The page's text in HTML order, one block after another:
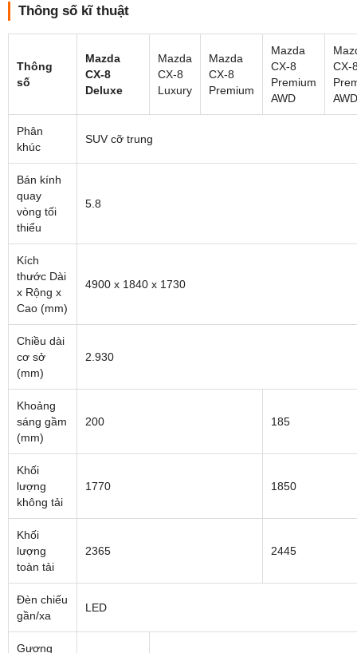
Thông số kĩ thuật
Thông
số
Mazda
CX-8
Deluxe
Mazda
CX-8
Luxury
Mazda
CX-8
Premium
Mazda
CX-8
Premium
AWD
CX-
Phân
khúc
SUV cỡ trung
Bán kính
quay
vòng tối
thiểu
5.8
Kích
thước Dài
x Rộng x
Cao (mm)
4900 x 1840 x 1730
Chiều dài
cơ sở
(mm)
2.930
Khoảng
sáng gầm
(mm)
200 185
Khối
lượng
không tải
1770 1850
Khối
lượng
toàn tải
2365 2445
Đèn chiếu
gần/xa
LED
Gương